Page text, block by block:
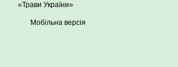
«Трави України»
Мобільна версія